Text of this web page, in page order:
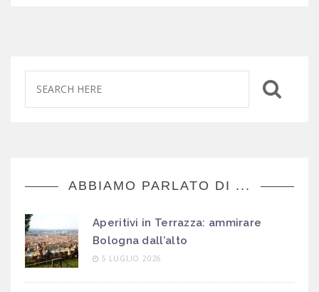
ABBIAMO PARLATO DI ...
Aperitivi in Terrazza: ammirare
Bologna dall’alto
5 LUGLIO 2026